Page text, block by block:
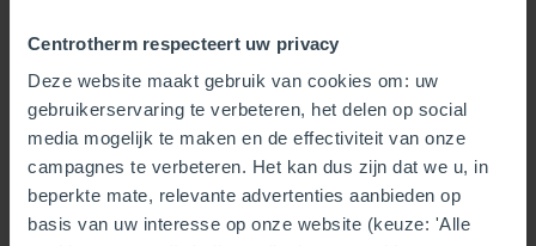
Centrotherm respecteert uw privacy
Deze website maakt gebruik van cookies om: uw
gebruikerservaring te verbeteren, het delen op social
media mogelijk te maken en de effectiviteit van onze
campagnes te verbeteren. Het kan dus zijn dat we u, in
beperkte mate, relevante advertenties aanbieden op
basis van uw interesse op onze website (keuze: 'Alle
Trade name InnoFlue
GTIN 0815010015773
Part number 250400202360
Technical